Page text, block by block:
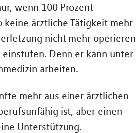
wenn 100 Prozent
ärztliche Tätigkeit mehr
nicht mehr operieren
Denn er kann unter
arbeiten.
mehr aus einer ärztlichen
ist, aber einen
Unterstützung.